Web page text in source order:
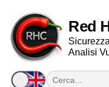
Red
Analisi